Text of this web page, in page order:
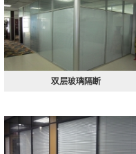
双层玻璃隔断